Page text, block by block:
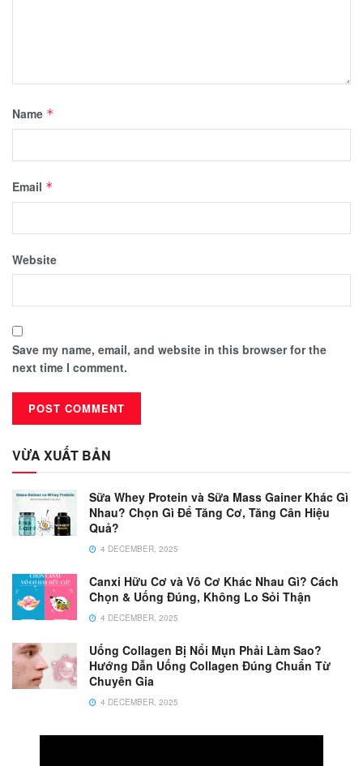
Name *
Email *
Website
Save my name, email, and website in this browser for the
next time I comment.
VỪA XUẤT BẢN
Sữa Whey Protein và Sữa Mass Gainer Khác Gì
Nhau? Chọn Gì Để Tăng Cơ, Tăng Cân Hiệu
Quả?
4 DECEMBER, 2025
Canxi Hữu Cơ và Vô Cơ Khác Nhau Gì? Cách
Chọn & Uống Đúng, Không Lo Sỏi Thận
4 DECEMBER, 2025
Uống Collagen Bị Nổi Mụn Phải Làm Sao?
Hướng Dẫn Uống Collagen Đúng Chuẩn Từ
Chuyên Gia
4 DECEMBER, 2025